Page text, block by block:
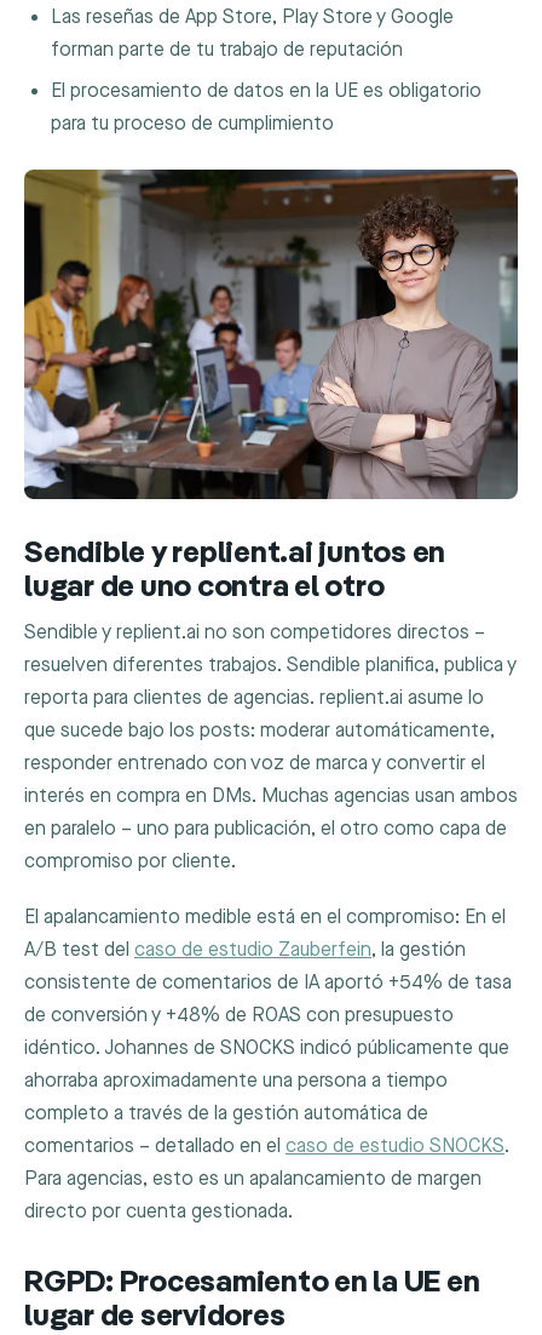
Las reseñas de App Store, Play Store y Google
forman parte de tu trabajo de reputación
El procesamiento de datos en la UE es obligatorio
para tu proceso de cumplimiento
Sendible y replient.ai juntos en
lugar de uno contra el otro
Sendible y replient.ai no son competidores directos –
resuelven diferentes trabajos. Sendible planifica, publica y
reporta para clientes de agencias. replient.ai asume lo
que sucede bajo los posts: moderar automáticamente,
responder entrenado con voz de marca y convertir el
interés en compra en DMs. Muchas agencias usan ambos
en paralelo – uno para publicación, el otro como capa de
compromiso por cliente.
El apalancamiento medible está en el compromiso: En el
A/B test del caso de estudio Zauberfein, la gestión
consistente de comentarios de IA aportó +54% de tasa
de conversión y +48% de ROAS con presupuesto
idéntico. Johannes de SNOCKS indicó públicamente que
ahorraba aproximadamente una persona a tiempo
completo a través de la gestión automática de
comentarios – detallado en el caso de estudio SNOCKS.
Para agencias, esto es un apalancamiento de margen
directo por cuenta gestionada.
RGPD: Procesamiento en la UE en
lugar de servidores